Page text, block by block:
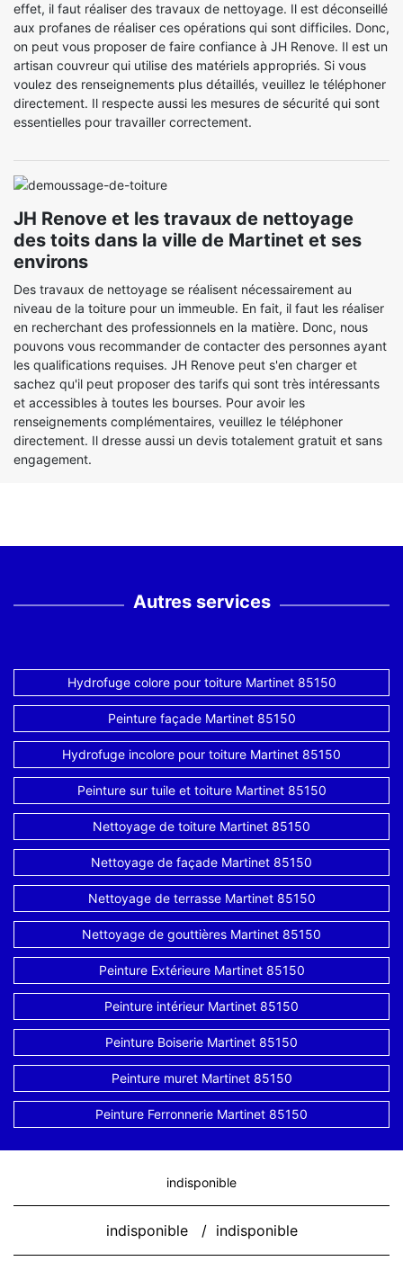
effet, il faut réaliser des travaux de nettoyage. Il est déconseillé
aux profanes de réaliser ces opérations qui sont difficiles. Donc,
on peut vous proposer de faire confiance à JH Renove. Il est un
artisan couvreur qui utilise des matériels appropriés. Si vous
voulez des renseignements plus détaillés, veuillez le téléphoner
directement. Il respecte aussi les mesures de sécurité qui sont
essentielles pour travailler correctement.
JH Renove et les travaux de nettoyage
des toits dans la ville de Martinet et ses
environs
Des travaux de nettoyage se réalisent nécessairement au
niveau de la toiture pour un immeuble. En fait, il faut les réaliser
en recherchant des professionnels en la matière. Donc, nous
pouvons vous recommander de contacter des personnes ayant
les qualifications requises. JH Renove peut s'en charger et
sachez qu'il peut proposer des tarifs qui sont très intéressants
et accessibles à toutes les bourses. Pour avoir les
renseignements complémentaires, veuillez le téléphoner
directement. Il dresse aussi un devis totalement gratuit et sans
engagement.
Autres services
Hydrofuge colore pour toiture Martinet 85150
Peinture façade Martinet 85150
Hydrofuge incolore pour toiture Martinet 85150
Peinture sur tuile et toiture Martinet 85150
Nettoyage de toiture Martinet 85150
Nettoyage de façade Martinet 85150
Nettoyage de terrasse Martinet 85150
Nettoyage de gouttières Martinet 85150
Peinture Extérieure Martinet 85150
Peinture intérieur Martinet 85150
Peinture Boiserie Martinet 85150
Peinture muret Martinet 85150
Peinture Ferronnerie Martinet 85150
indisponible
indisponible / indisponible